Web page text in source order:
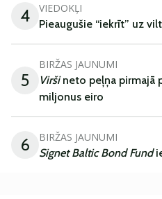
4 VIEDOKĻI
Pieaugušie “iekrīt” uz
5
BIRŽAS JAUNUMI
Viršineto peļņa pirmajā
miljonus eiro
6 BIRŽAS JAUNUMI
Signet Baltic Bond Fund